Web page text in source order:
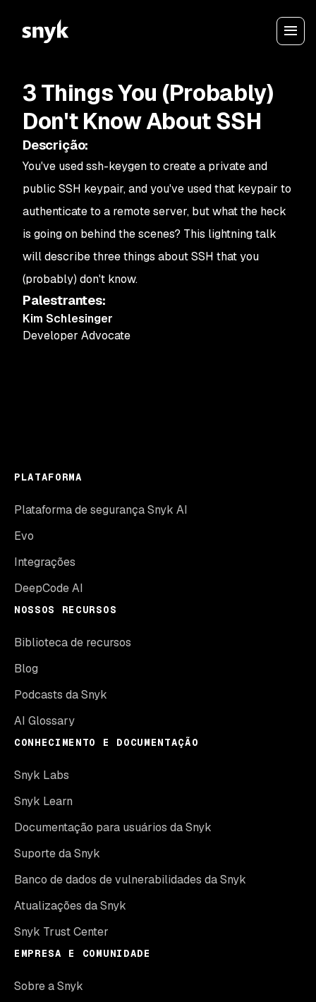
3 Things You (Probably)
Don't Know About SSH
Descrição:
You've used ssh-keygen to create a private and
public SSH keypair, and you've used that keypair to
authenticate to a remote server, but what the heck
is going on behind the scenes? This lightning talk
will describe three things about SSH that you
(probably) don't know.
Palestrantes:
Kim Schlesinger
Developer Advocate
PLATAFORMA
Plataforma de segurança Snyk AI
Evo
Integrações
DeepCode AI
NOSSOS RECURSOS
Biblioteca de recursos
Blog
Podcasts da Snyk
AI Glossary
CONHECIMENTO E DOCUMENTAÇÃO
Snyk Labs
Snyk Learn
Documentação para usuários da Snyk
Suporte da Snyk
Banco de dados de vulnerabilidades da Snyk
Atualizações da Snyk
Snyk Trust Center
EMPRESA E COMUNIDADE
Sobre a Snyk